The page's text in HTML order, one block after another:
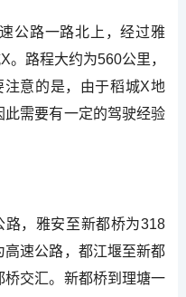
公路一路北上，经过雅
。路程大约为560公里，
意的是，由于稻城X地
需要有一定的驾驶经验
路，雅安至新都桥为318
高速公路，都江堰至新都
交汇。新都桥到理塘一